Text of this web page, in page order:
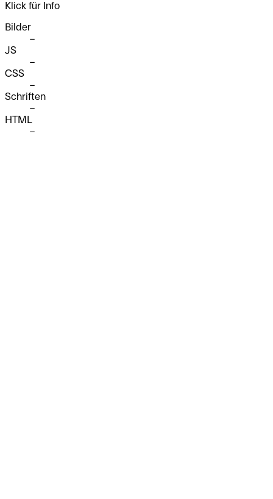
Klick für Info
Bilder
–
JS
–
CSS
–
Schriften
–
HTML
–